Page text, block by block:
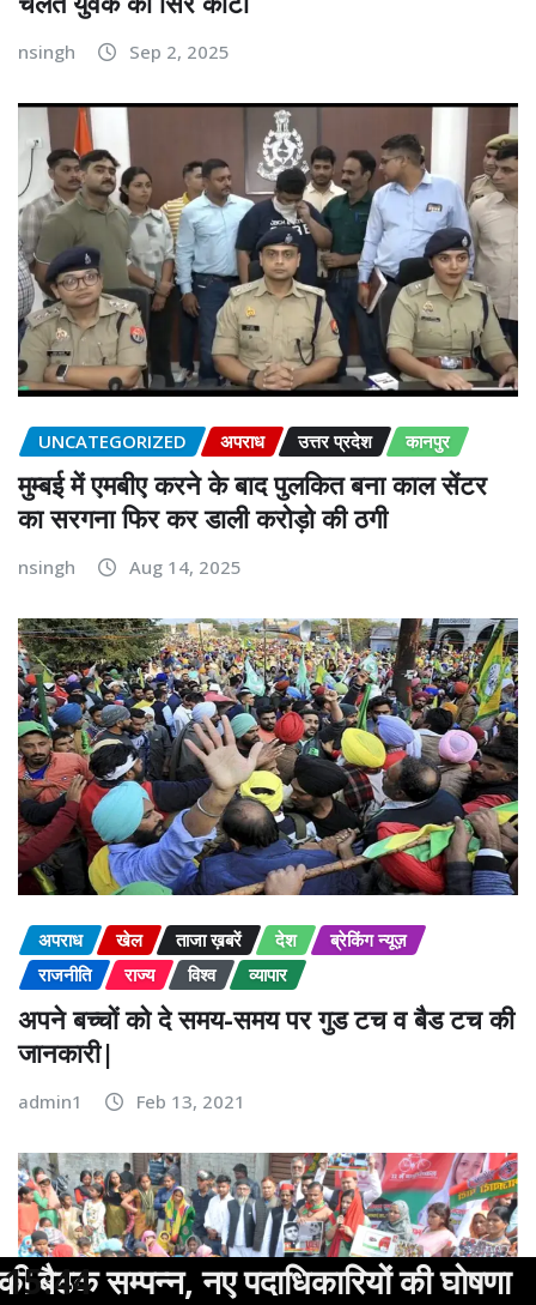
nsingh Sep 2, 2025
UNCATEGORIZED अपराध उत्तर प्रदेश कानपुर
मुम्बई में एमबीए करने के बाद पुलकित बना काल सेंटर
का सरगना फिर कर डाली करोड़ो की ठगी
nsingh Aug 14, 2025
अपराध खेल ताजा ख़बरें देश
ब्रेकिंग न्यूज़
राजनीति
राज्य विश्व व्यापार
अपने बच्चों को दे समय-समय पर गुड टच व बैड टच की
जानकारी|
admin1 Feb 13, 2021
की घोषणा
15:44